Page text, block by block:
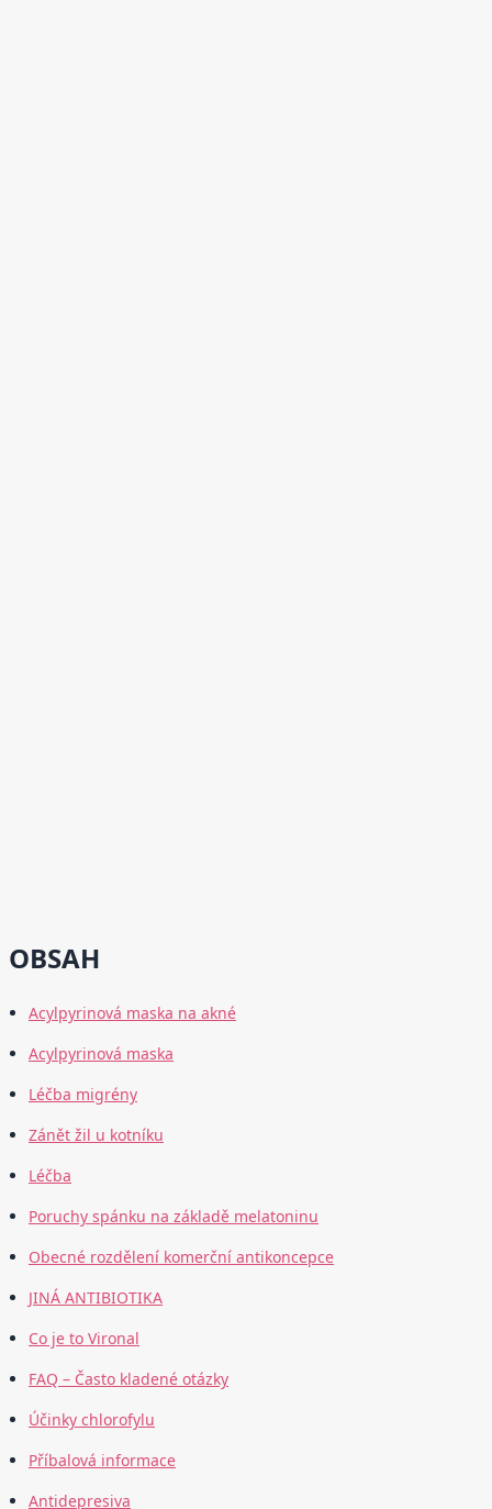
OBSAH
Acylpyrinová maska na akné
Acylpyrinová maska
Léčba migrény
Zánět žil u kotníku
Léčba
Poruchy spánku na základě melatoninu
Obecné rozdělení komerční antikoncepce
JINÁ ANTIBIOTIKA
Co je to Vironal
FAQ – Často kladené otázky
Účinky chlorofylu
Příbalová informace
Antidepresiva